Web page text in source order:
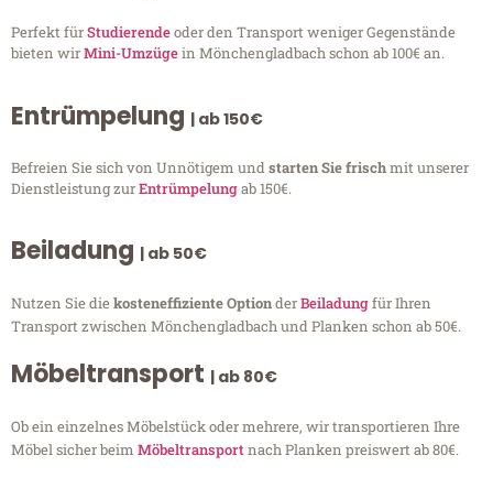
Perfekt fürStudierendeoder den Transport weniger Gegenstände
bieten wirMini-Umzügein Mönchengladbach schon ab 100€ an.
Entrümpelung | ab 150€
Befreien Sie sich von Unnötigem undstarten Sie frischmit unserer
Dienstleistung zurEntrümpelungab 150€.
Beiladung | ab 50€
Nutzen Sie diekosteneffiziente OptionderBeiladungfür Ihren
Transport zwischen Mönchengladbach und Planken schon ab 50€.
Möbeltransport | ab 80€
Ob ein einzelnes Möbelstück oder mehrere, wir transportieren Ihre
Möbel sicher beim Möbeltransportnach Planken preiswert ab 80€.